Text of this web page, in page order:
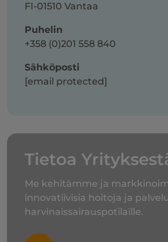
FI-01510 Vantaa
Puhelin
+358 (0)201 558 840
Sähköposti
[email protected]
Tietoa
Me kehitämme ja
innovatiivisia hoitoja ja
harvinaissairauspotilaille.